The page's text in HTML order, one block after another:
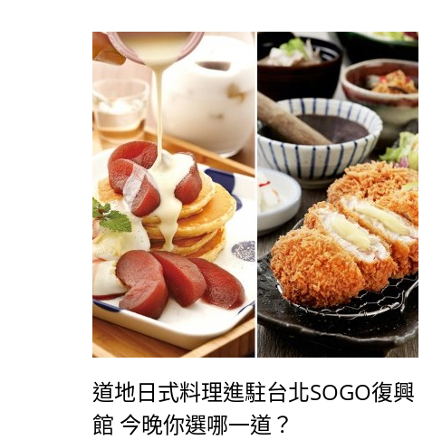
道地日式料理進駐台北SOGO復興
館 今晚你選哪一道？